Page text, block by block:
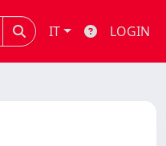
IT LOGIN